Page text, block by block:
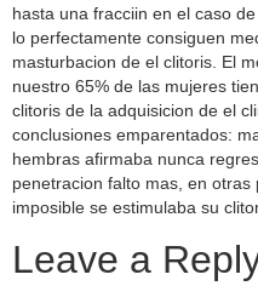
hasta una fracciin en el caso
lo perfectamente consiguen
masturbacion de el clitoris. El
nuestro 65% de las mujeres
clitoris de la adquisicion de el
conclusiones emparentados:
hembras afirmaba nunca
penetracion falto mas, en
imposible se estimulaba su
Leave a